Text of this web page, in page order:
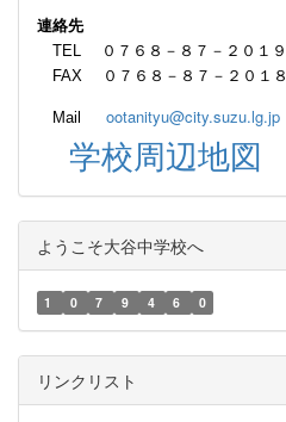
連絡先
TEL ０７６８－８７－２０１９
FAX ０７６８－８７－２０１８
Mail ootanityu@city.suzu.lg.jp
学校周辺地図
ようこそ大谷中学校へ
1 0 7 9 4 6 0
リンクリスト